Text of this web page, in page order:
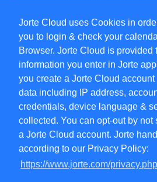
Jorte Cloud uses Cookies in
you to login & check your
Browser. Jorte Cloud is provided
information you enter in Jorte
you create a Jorte Cloud account
data including IP address,
credentials, device language &
collected. You can opt-out by not
a Jorte Cloud account. Jorte
according to our Privacy Policy:
https://www.jorte.com/privacy.php
Acerca de Nosotros
Términos de Uso
Política de Privacidad
Términos de Publicidad Jorte
Volver al Inicio